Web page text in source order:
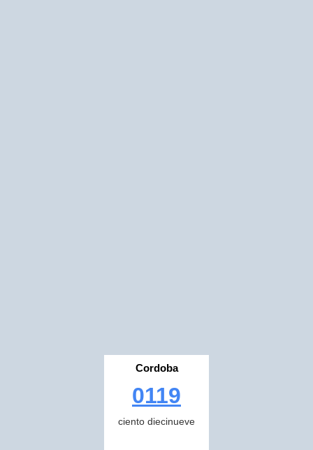
Cordoba
0119
ciento diecinueve